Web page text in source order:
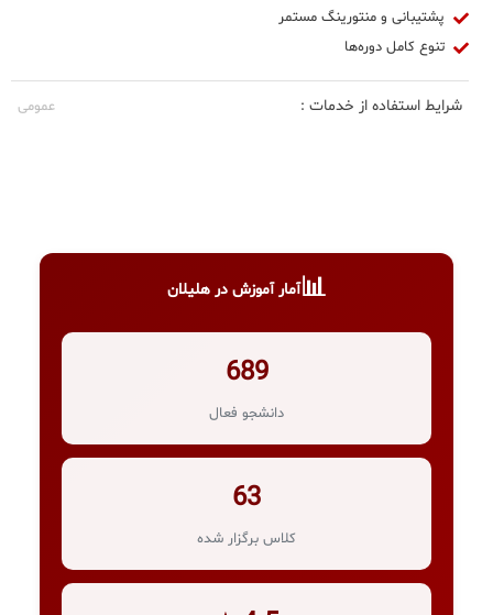
پشتیبانی و منتورینگ مستمر
تنوع کامل دوره‌ها
شرایط استفاده از خدمات : عمومی
📊آمار آموزش در هلیلان
689
دانشجو فعال
63
کلاس برگزار شده